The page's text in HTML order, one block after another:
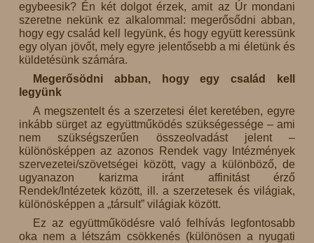
egybeesik? Én két dolgot érzek, amit az Úr mondani
szeretne nekünk ez alkalommal: megerősődni abban,
hogy egy család kell legyünk, és hogy együtt keressünk
egy olyan jövőt, mely egyre jelentősebb a mi életünk és
küldetésünk számára.
Megerősödni abban, hogy egy család kell
legyünk
A megszentelt és a szerzetesi élet keretében, egyre
inkább sürget az együttműködés szükségessége – ami
nem szükségszerűen összeolvadást jelent –
különösképpen az azonos Rendek vagy Intézmények
szervezetei/szövetségei között, vagy a különböző, de
ugyanazon karizma iránt affinitást érző
Rendek/Intézetek között, ill. a szerzetesek és világiak,
különösképpen a „társult” világiak között.
Ez az együttműködésre való felhívás legfontosabb
oka nem a létszám csökkenés (különösen a nyugati